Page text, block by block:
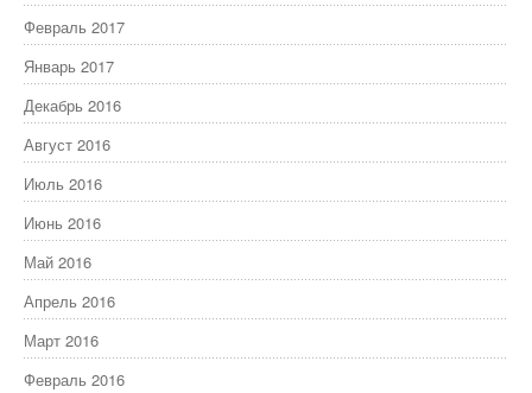
Февраль 2017
Январь 2017
Декабрь 2016
Август 2016
Июль 2016
Июнь 2016
Май 2016
Апрель 2016
Март 2016
Февраль 2016